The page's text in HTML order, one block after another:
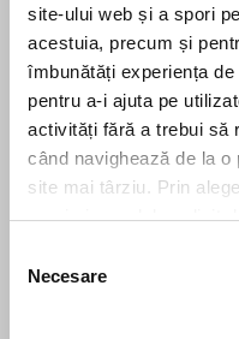
site-ului web și a spori
acestuia, precum și
îmbunătăți experiența
pentru a-i ajuta pe
activități fără a trebui să
când navighează de la
site mai târziu. Prin
exprimi acordul explicit
consimțământului
Necesare
The reasoning
classify maternal
suspension of the
contract,